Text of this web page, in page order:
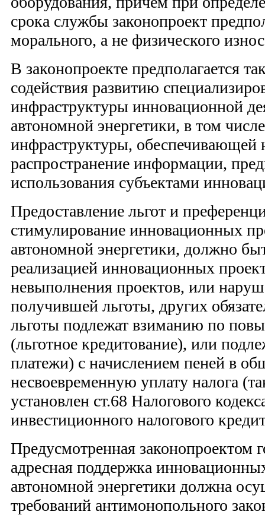
срока службы законопроект
морального, а не физического
В законопроекте предполагается
содействия развитию
инфраструктуры инновационной
автономной энергетики, в том
инфраструктуры, обеспечивающей
распространение информации,
использования субъектами
Предоставление льгот и
стимулирование инновационных
автономной энергетики, должно
реализацией инновационных
невыполнения проектов, или
получившей льготы, других
льготы подлежат взиманию по
(льготное кредитование), или
платежи) с начислением пеней в
несвоевременную уплату налога
установлен ст.68 Налогового
инвестиционного налогового
Предусмотренная законопроектом
адресная поддержка
автономной энергетики должна
требований антимонопольного